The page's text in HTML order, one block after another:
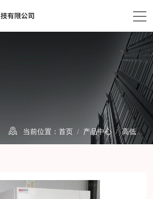
当前位置：首页 / 产品中心/高低温试验箱